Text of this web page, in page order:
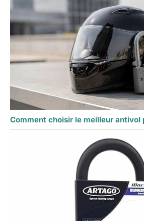
Comment choisir le meilleur antivol